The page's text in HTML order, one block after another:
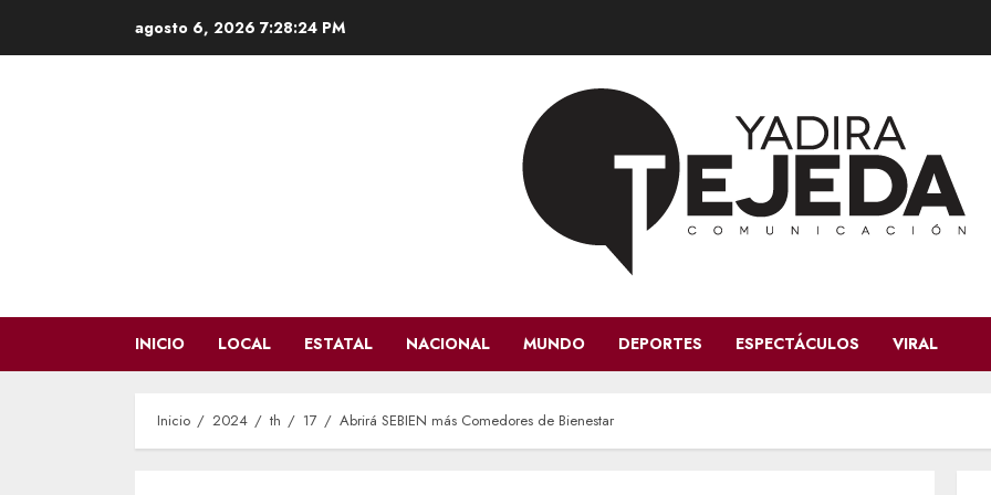
agosto 6, 2026 7:28:25 PM
INICIO LOCAL ESTATAL NACIONAL MUNDO DEPORTES ESPECTÁCULOS VIRAL
Inicio 2024 th 17 Abrirá SEBIEN más Comedores de Bienestar